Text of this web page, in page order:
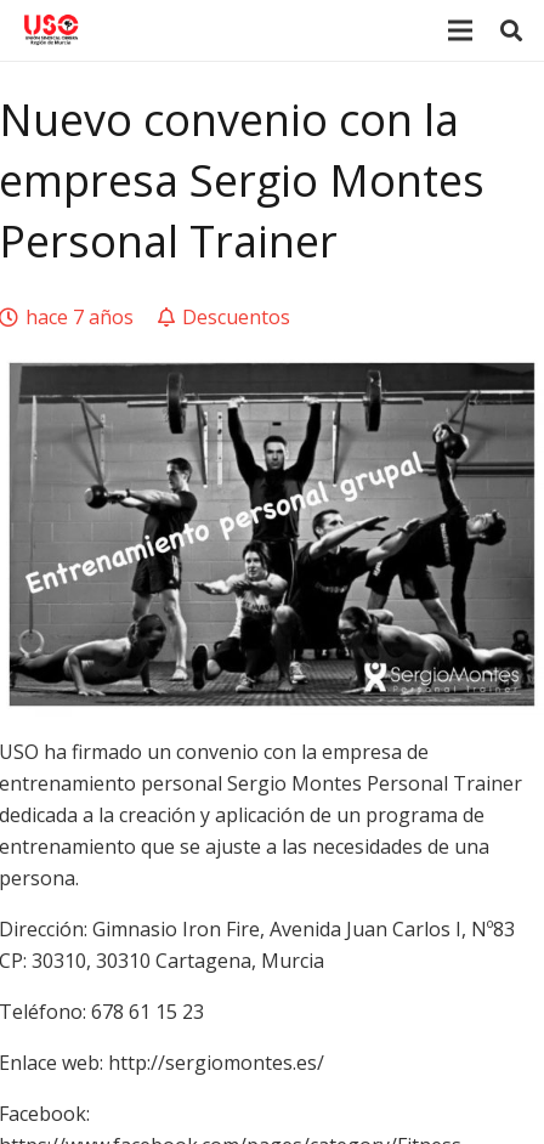
Nuevo convenio con la
empresa Sergio Montes
Personal Trainer
hace 7 años Descuentos
USO ha firmado un convenio con la empresa de
entrenamiento personal Sergio Montes Personal Trainer
dedicada a la creación y aplicación de un programa de
entrenamiento que se ajuste a las necesidades de una
persona.
Dirección: Gimnasio Iron Fire, Avenida Juan Carlos I, Nº83
CP: 30310, 30310 Cartagena, Murcia
Teléfono: 678 61 15 23
Enlace web: http://sergiomontes.es/
Facebook: